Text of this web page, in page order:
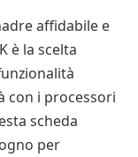
affidabile e
è la scelta
con i processori
scheda
per